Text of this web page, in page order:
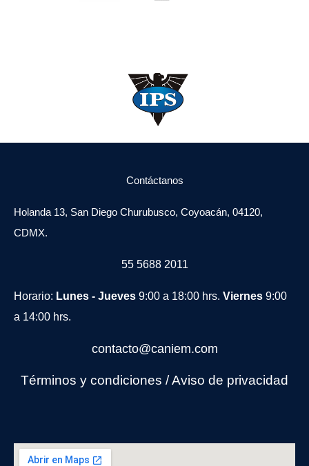
Contáctanos
Holanda 13, San Diego Churubusco, Coyoacán, 04120,
CDMX.
55 5688 2011
Horario: Lunes - Jueves 9:00 a 18:00 hrs. Viernes 9:00
a 14:00 hrs.
contacto@caniem.com
Términos y condiciones /Aviso de privacidad